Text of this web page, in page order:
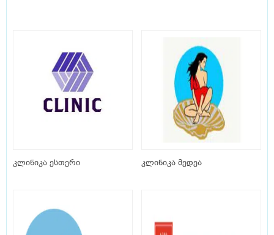
კლინიკა ესთერი კლინიკა მედეა